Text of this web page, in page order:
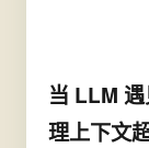
当 LLM
理上下文